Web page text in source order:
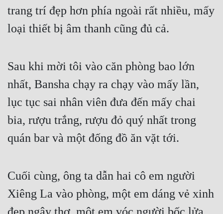
trang trí đẹp hơn phía ngoài rất nhiều, mấy
loại thiết bị âm thanh cũng đủ cả.
Sau khi mời tôi vào căn phòng bao lớn
nhất, Bansha chạy ra chạy vào mấy lần,
lục tục sai nhân viên đưa đến mấy chai
bia, rượu trắng, rượu đỏ quý nhất trong
quán bar và một đống đồ ăn vặt tới.
Cuối cùng, ông ta dẫn hai cô em người
Xiêng La vào phòng, một em dáng vẻ xinh